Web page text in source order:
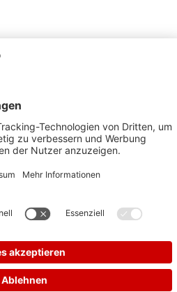
Überschriften hervorheben
Bilder ausblenden